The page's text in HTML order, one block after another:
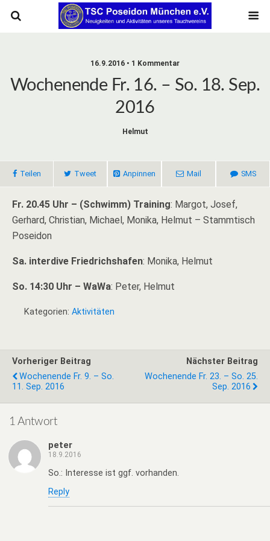
16.9.2016 • 1 Kommentar
Wochenende Fr. 16. – So. 18. Sep.
2016
Helmut
Teilen Tweet Anpinnen Mail SMS
Fr. 20.45 Uhr – (Schwimm) Training: Margot, Josef,
Gerhard, Christian, Michael, Monika, Helmut – Stammtisch
Poseidon
Sa. interdive Friedrichshafen: Monika, Helmut
So. 14:30 Uhr – WaWa: Peter, Helmut
Kategorien: Aktivitäten
Vorheriger Beitrag
Wochenende Fr. 9. – So.
11. Sep. 2016
Nächster Beitrag
Wochenende Fr. 23. – So. 25.
Sep. 2016
1 Antwort
peter
18.9.2016
So.: Interesse ist ggf. vorhanden.
Reply